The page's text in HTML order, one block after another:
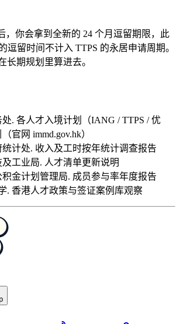
，你会拿到全新的 24 个月逗留期限，此
逗留时间不计入 TTPS 的永居申请周期。
长期规划里算进去。
. 各人才入境计划（IANG / TTPS / 优
官网 immd.gov.hk）
计处. 收入及工时按年统计调查报告
工业局. 人才清单更新说明
金计划管理局. 成员参与率年度报告
. 香港人才政策与签证案例库观察